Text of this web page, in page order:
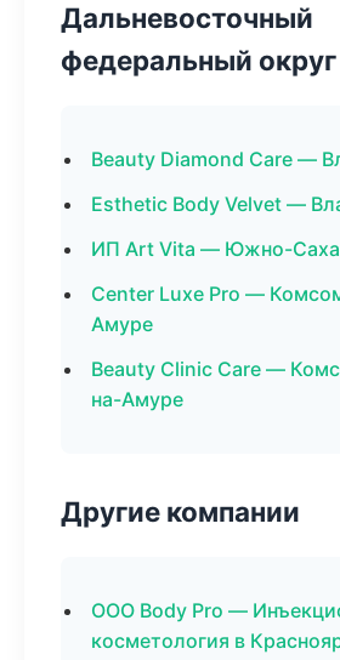
Дальневосточный
федеральный округ
Beauty Diamond Care —
Esthetic Body Velvet —
ИП Art Vita — Южно-
Center Luxe Pro —
Амуре
Beauty Clinic Care —
на-Амуре
Другие компании
ООО Body Pro —
косметология в